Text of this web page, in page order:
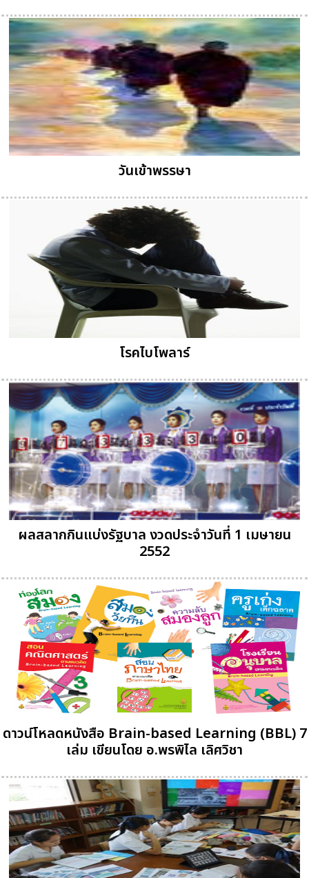
วันเข้าพรรษา
โรคไบโพลาร์
ผลสลากกินแบ่งรัฐบาล งวดประจำวันที่ 1 เมษายน
2552
ดาวน์โหลดหนังสือ Brain-based Learning (BBL) 7
เล่ม เขียนโดย อ.พรพิไล เลิศวิชา